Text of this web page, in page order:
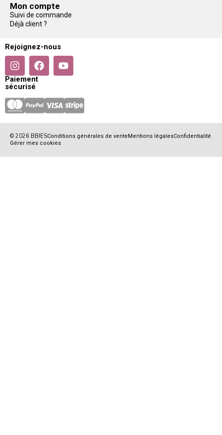
Mon compte
Suivi de commande
Déjà client ?
Rejoignez-nous
Paiement
sécurisé
© 2026 BBIESConditions générales de venteMentions légalesConfidentialité
Gérer mes cookies